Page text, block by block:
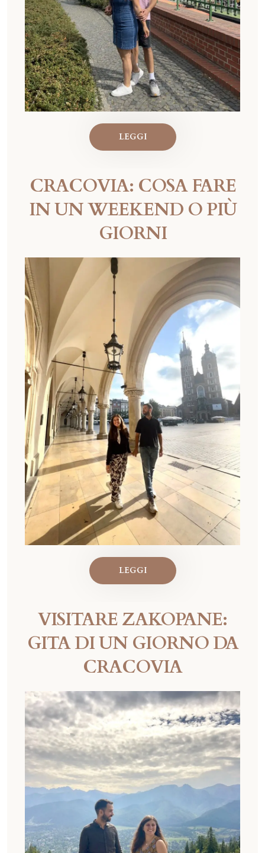
LEGGI
CRACOVIA: COSA FARE
IN UN WEEKEND O PIÙ
GIORNI
LEGGI
VISITARE ZAKOPANE:
GITA DI UN GIORNO DA
CRACOVIA